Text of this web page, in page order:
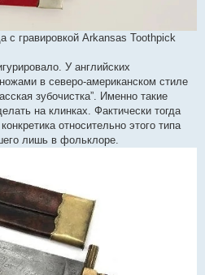
гравировкой Arkansas Toothpick
У английских
в северо-американском стиле
зубочистка”. Именно такие
на клинках. Фактически тогда
относительно этого типа
лишь в фольклоре.